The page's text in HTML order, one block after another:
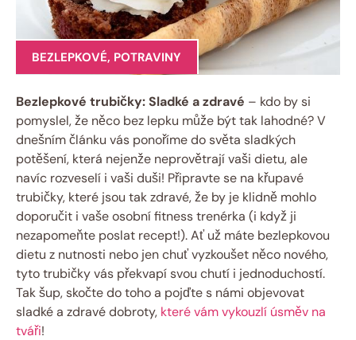
BEZLEPKOVÉ, POTRAVINY
Bezlepkové trubičky: Sladké a zdravé – kdo by si
pomyslel, že něco bez lepku může být tak lahodné? V
dnešním článku vás ponoříme do světa sladkých
potěšení, která nejenže neprovětrají vaši dietu, ale
navíc rozveselí i vaši duši! Připravte se na křupavé
trubičky, které jsou tak zdravé, že by je klidně mohlo
doporučit i vaše osobní fitness trenérka (i když ji
nezapomeňte poslat recept!). Ať už máte bezlepkovou
dietu z nutnosti nebo jen chuť vyzkoušet něco nového,
tyto trubičky vás překvapí svou chutí i jednoduchostí.
Tak šup, skočte do toho a pojďte s námi objevovat
sladké a zdravé dobroty, které vám vykouzlí úsměv na
tváři!